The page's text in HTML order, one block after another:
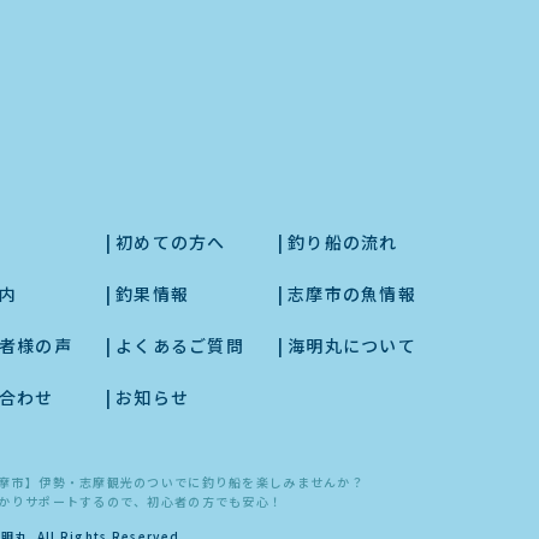
初めての方へ 釣り船の流れ
釣果情報 志摩市の魚情報
様の声 よくあるご質問 海明丸について
わせ お知らせ
市】伊勢・志摩観光のついでに釣り船を楽しみませんか？
りサポートするので、初心者の方でも安心！